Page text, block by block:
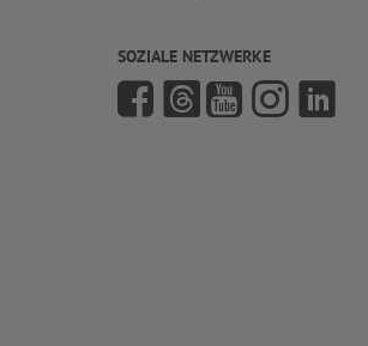
SOZIALE NETZWERKE